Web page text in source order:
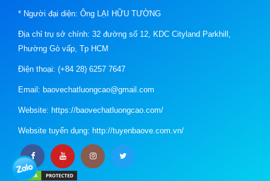
* Người đại diện: Ông LẠI HỮU TƯỜNG
Địa chỉ trụ sở chính: 32 đường số 12, KDC Cityland Parkhill,
Phường Gò vấp, Tp HCM
Điện thoại: (+84 28) 6257 7647
Email: baovechatluongcao@gmail.com
Website: https://baovechatluongcao.com/
Website tuyển dụng: http://tuyenbaove.com.vn/